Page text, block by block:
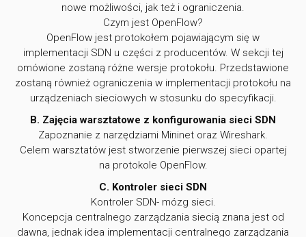
nowe możliwości, jak też i ograniczenia.
Czym jest OpenFlow?
OpenFlow jest protokołem pojawiającym się w
implementacji SDN u części z producentów. W sekcji tej
omówione zostaną różne wersje protokołu. Przedstawione
zostaną również ograniczenia w implementacji protokołu na
urządzeniach sieciowych w stosunku do specyfikacji.
B. Zajęcia warsztatowe z konfigurowania sieci SDN
Zapoznanie z narzędziami Mininet oraz Wireshark.
Celem warsztatów jest stworzenie pierwszej sieci opartej
na protokole OpenFlow.
C. Kontroler sieci SDN
Kontroler SDN- mózg sieci.
Koncepcja centralnego zarządzania siecią znana jest od
dawna, jednak idea implementacji centralnego zarządzania